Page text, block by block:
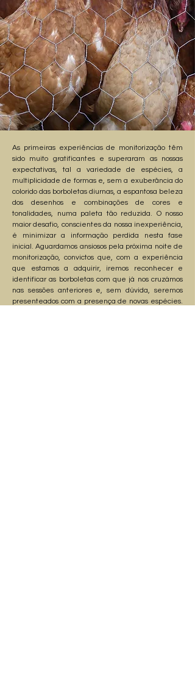
As primeiras experiências de monitorização têm
sido muito gratificantes e superaram as nossas
expectativas, tal a variedade de espécies, a
multiplicidade de formas e, sem a exuberância do
colorido das borboletas diurnas, a espantosa beleza
dos desenhos e combinações de cores e
tonalidades, numa paleta tão reduzida. O nosso
maior desafio, conscientes da nossa inexperiência,
é minimizar a informação perdida nesta fase
inicial. Aguardamos ansiosos pela próxima noite de
monitorização, convictos que, com a experiência
que estamos a adquirir, iremos reconhecer e
identificar as borboletas com que já nos cruzámos
nas sessões anteriores e, sem dúvida, seremos
presenteados com a presença de novas espécies.